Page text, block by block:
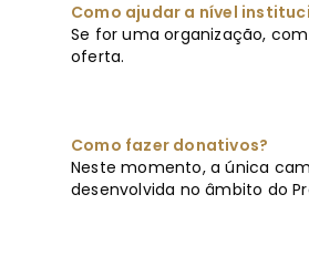
Como ajudar a nível
Se for uma organização,
oferta.
Como fazer donativos?
Neste momento, a única
desenvolvida no âmbito do